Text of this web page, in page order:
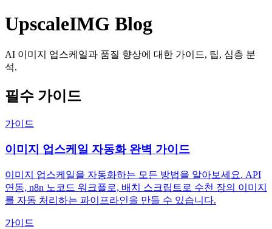
UpscaleIMG Blog
AI 이미지 업스케일과 품질 향상에 대한 가이드, 팁, 심층 분
석.
필수 가이드
가이드
이미지 업스케일 자동화 완벽 가이드
이미지 업스케일을 자동화하는 모든 방법을 알아보세요. API
연동, n8n 노코드 워크플로, 배치 스크립트로 수천 장의 이미지
를 자동 처리하는 파이프라인을 만들 수 있습니다.
가이드